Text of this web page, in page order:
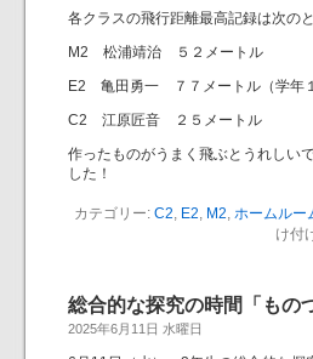
各クラスの飛行距離最高記録は次のと
M2 松浦靖治 ５２メートル
E2 亀田勇一 ７７メートル（学年１
C2 江原匠音 ２５メートル
作ったものがうまく飛ぶとうれしい
した！
カテゴリー: C2 E2 M2 ホームルー
け付
総合的な探究の時間「もの
2025年6月11日 水曜日